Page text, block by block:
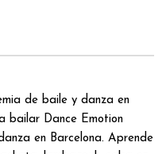
de baile y danza en
bailar Dance Emotion
en Barcelona. Aprende